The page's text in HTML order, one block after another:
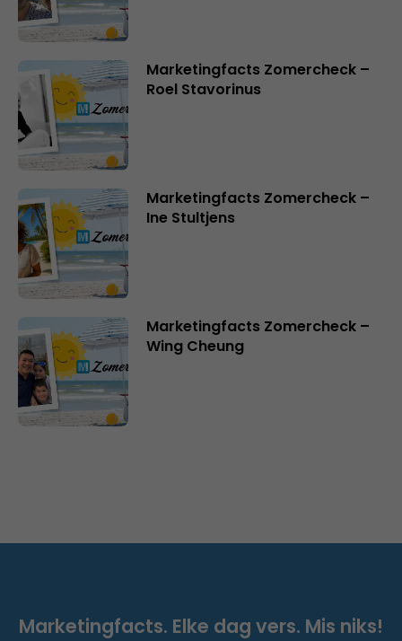
Marketingfacts Zomercheck –
Roel Stavorinus
Marketingfacts Zomercheck –
Ine Stultjens
Marketingfacts Zomercheck –
Wing Cheung
Marketingfacts. Elke dag vers. Mis niks!